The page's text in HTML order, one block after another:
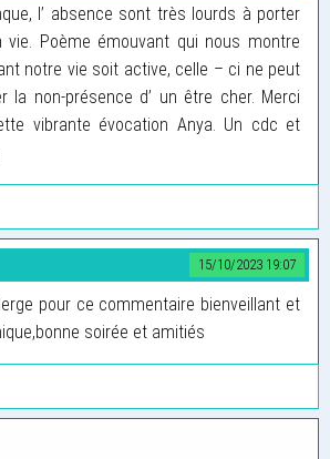
l’ absence sont très lourds à porter
vie. Poème émouvant qui nous montre
notre vie soit active, celle – ci ne peut
la non-présence d’ un être cher. Merci
vibrante évocation Anya. Un cdc et
15/10/2023 19:07
pour ce commentaire bienveillant et
soirée et amitiés